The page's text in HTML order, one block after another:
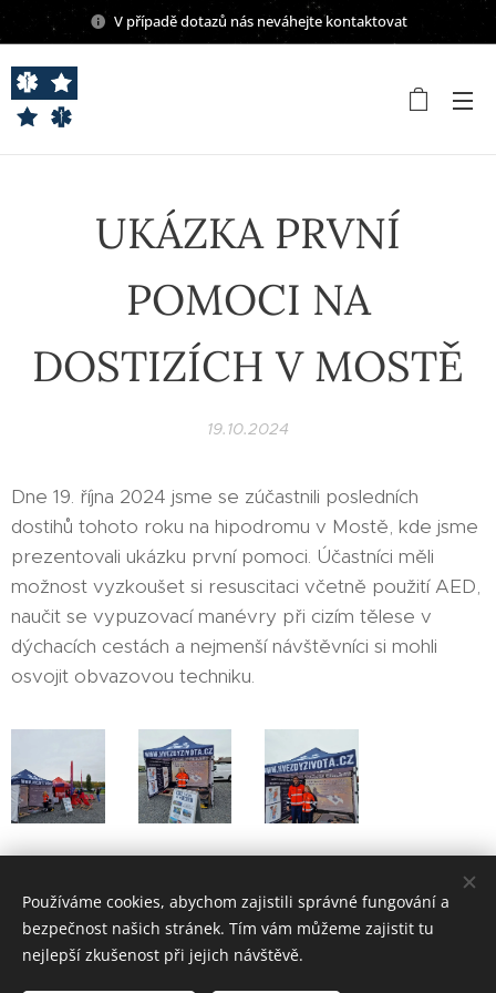
V případě dotazů nás neváhejte kontaktovat
UKÁZKA PRVNÍ
POMOCI NA
DOSTIZÍCH V MOSTĚ
19.10.2024
Dne 19. října 2024 jsme se zúčastnili posledních
dostihů tohoto roku na hipodromu v Mostě, kde jsme
prezentovali ukázku první pomoci. Účastníci měli
možnost vyzkoušet si resuscitaci včetně použití AED,
naučit se vypuzovací manévry při cizím tělese v
dýchacích cestách a nejmenší návštěvníci si mohli
osvojit obvazovou techniku.
Share
Používáme cookies, abychom zajistili správné fungování a
bezpečnost našich stránek. Tím vám můžeme zajistit tu
nejlepší zkušenost při jejich návštěvě.